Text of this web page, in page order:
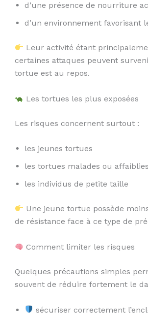
d’une présence de nourriture
d’un environnement favorisant
Leur activité étant
certaines attaques peuvent
tortue est au repos.
Les tortues les plus exposées
Les risques concernent surtout :
les jeunes tortues
les tortues malades ou affaiblies
les individus de petite taille
Une jeune tortue possède
de résistance face à ce type de
Comment limiter les risques
Quelques précautions simples
souvent de réduire fortement le
sécuriser correctement